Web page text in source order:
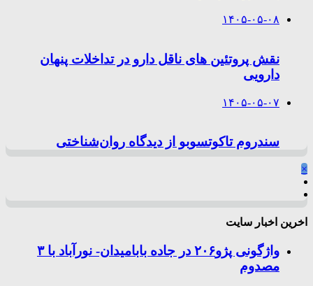
۱۴۰۵-۰۵-۰۸
نقش پروتئین های ناقل دارو در تداخلات پنهان
دارویی
۱۴۰۵-۰۵-۰۷
سندروم تاکوتسوبو از دیدگاه روان‌شناختی
×
اخرین اخبار سایت
واژگونی پژو۲۰۶ در جاده بابامیدان- نورآباد با ۳
مصدوم